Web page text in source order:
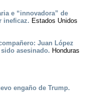
e “innovadora” de
ineficaz. Estados Unidos
Juan López
asesinado. Honduras
engaño de Trump.